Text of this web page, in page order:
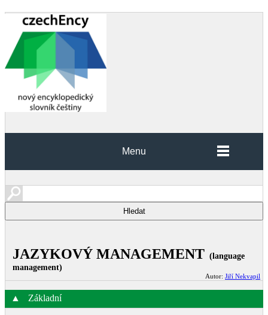
Menu
JAZYKOVÝ MANAGEMENT (language
management)
Autor: Jiří Nekvapil
▲ Základní